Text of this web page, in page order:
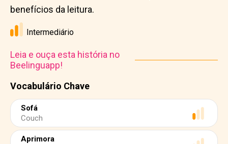
Vocabulário Chave
Sofá
Couch
Aprimora
benefícios da leitura.
Intermediário
Leia e ouça esta história no
Beelinguapp!